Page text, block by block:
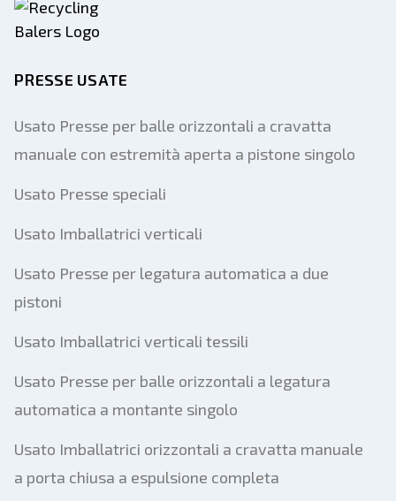
PRESSE USATE
Usato Presse per balle orizzontali a cravatta
manuale con estremità aperta a pistone singolo
Usato Presse speciali
Usato Imballatrici verticali
Usato Presse per legatura automatica a due
pistoni
Usato Imballatrici verticali tessili
Usato Presse per balle orizzontali a legatura
automatica a montante singolo
Usato Imballatrici orizzontali a cravatta manuale
a porta chiusa a espulsione completa